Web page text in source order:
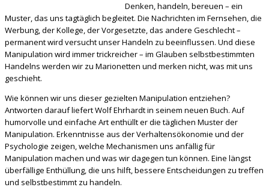
Denken, handeln, bereuen – ein
Muster, das uns tagtäglich begleitet. Die Nachrichten im Fernsehen, die
Werbung, der Kollege, der Vorgesetzte, das andere Geschlecht –
permanent wird versucht unser Handeln zu beeinflussen. Und diese
Manipulation wird immer trickreicher – im Glauben selbstbestimmten
Handelns werden wir zu Marionetten und merken nicht, was mit uns
geschieht.
Wie können wir uns dieser gezielten Manipulation entziehen?
Antworten darauf liefert Wolf Ehrhardt in seinem neuen Buch. Auf
humorvolle und einfache Art enthüllt er die täglichen Muster der
Manipulation. Erkenntnisse aus der Verhaltensökonomie und der
Psychologie zeigen, welche Mechanismen uns anfällig für
Manipulation machen und was wir dagegen tun können. Eine längst
überfällige Enthüllung, die uns hilft, bessere Entscheidungen zu treffen
und selbstbestimmt zu handeln.